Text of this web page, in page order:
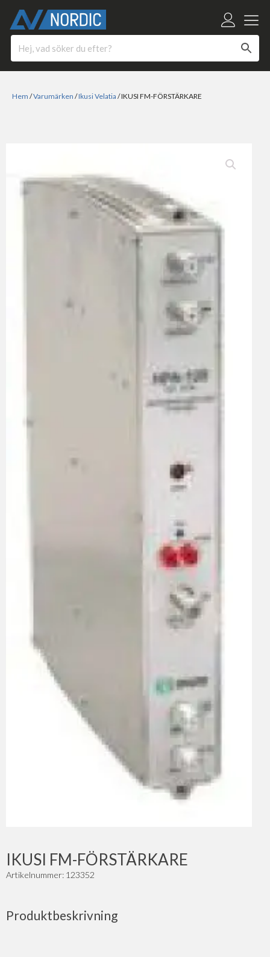
Hem /Varumärken /Ikusi Velatia / IKUSI FM-FÖRSTÄRKARE
IKUSI FM-FÖRSTÄRKARE
Artikelnummer: 123352
Produktbeskrivning